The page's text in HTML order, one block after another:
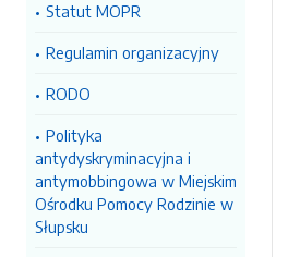
Statut MOPR
Regulamin organizacyjny
RODO
Polityka
antydyskryminacyjna i
antymobbingowa w Miejskim
Ośrodku Pomocy Rodzinie w
Słupsku